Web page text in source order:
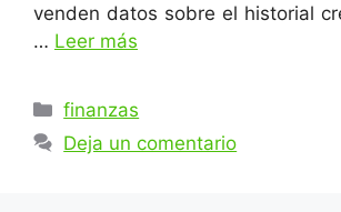
venden datos sobre el historial
… Leer más
Categorías
finanzas
Deja un comentario